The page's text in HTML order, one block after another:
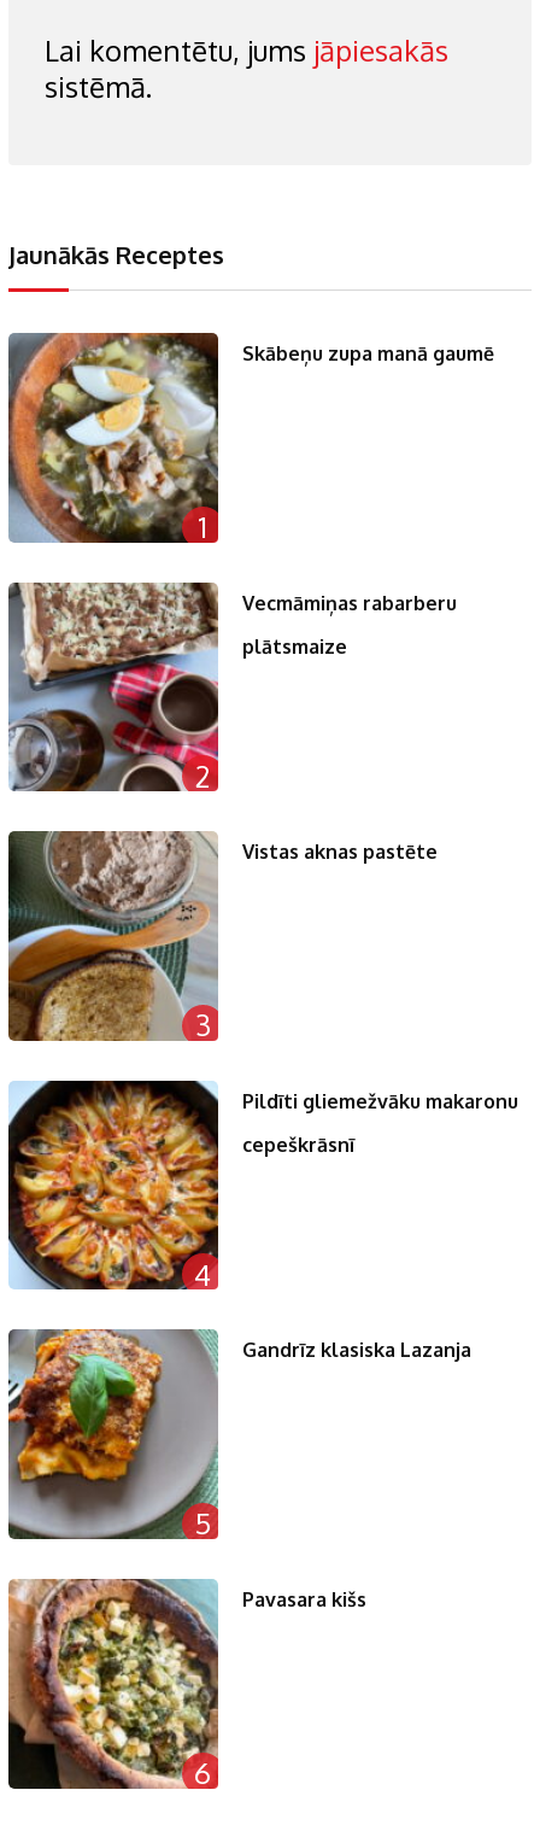
Lai komentētu, jums jāpiesakās
sistēmā.
Jaunākās Receptes
1
Skābeņu zupa manā gaumē
2
Vecmāmiņas rabarberu
plātsmaize
3
Vistas aknas pastēte
4
Pildīti gliemežvāku makaronu
cepeškrāsnī
5
Gandrīz klasiska Lazanja
6
Pavasara kišs